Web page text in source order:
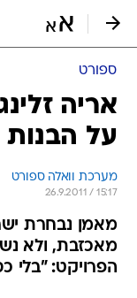
ספורט
אריה
על הבנות
מערכת וואלה ספורט
26.9.2011 / 15:17
מאמן נבחרת
מאכזבת, ולא
הפרויקט: "בלי